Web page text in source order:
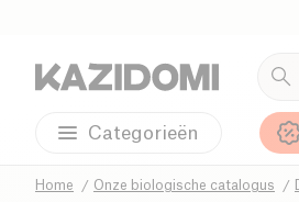
Categorieën
Home Onze biologische catalogus